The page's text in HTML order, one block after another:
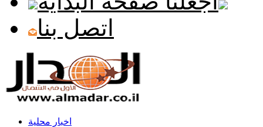
اتصل بنا
اخبار محلية